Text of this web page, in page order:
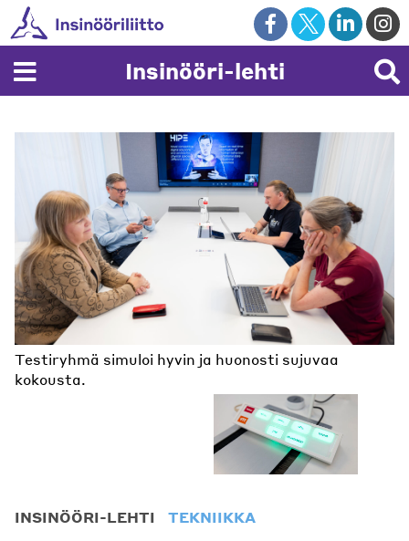
Skip
to
content
Insinööri-lehti
Testiryhmä simuloi hyvin ja huonosti sujuvaa
kokousta.
Merkkivalot ilmaisevat vuorovaikutuksen tasoa
kokouksessa.
INSINÖÖRI-LEHTI TEKNIIKKA